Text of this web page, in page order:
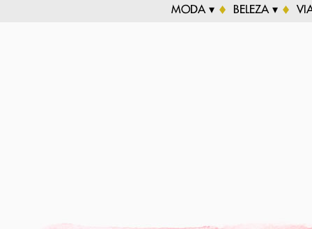
MODA ▾ BELEZA ▾